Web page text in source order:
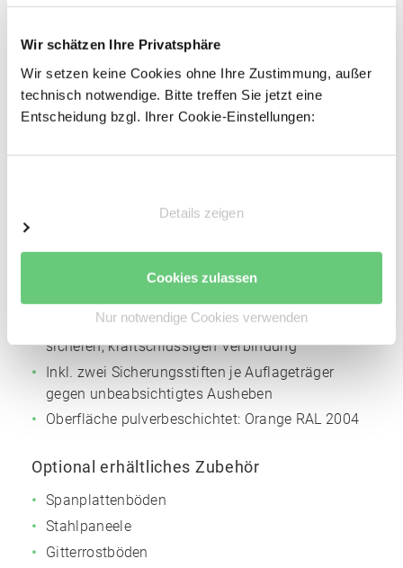
Wir schätzen Ihre Privatsphäre
Wir setzen keine Cookies ohne Ihre Zustimmung, außer
technisch notwendige. Bitte treffen Sie jetzt eine
Entscheidung bzgl. Ihrer Cookie-Einstellungen:
Details zeigen
Cookies zulassen
Nur notwendige Cookies verwenden
Omega Rahmenprofil
Profiliertes Bandstahl
Profilbreite: 85 mm
Angeschweißte Vier-Finger-Einhängelasche zur
sicheren, kraftschlüssigen Verbindung
Inkl. zwei Sicherungsstiften je Auflageträger
gegen unbeabsichtigtes Ausheben
Oberfläche pulverbeschichtet: Orange RAL 2004
Optional erhältliches Zubehör
Spanplattenböden
Stahlpaneele
Gitterrostböden